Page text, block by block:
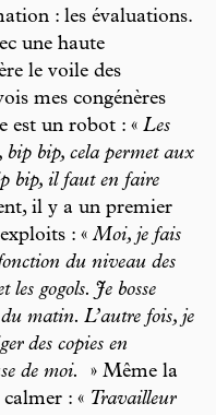
: les évaluations.
une haute
le voile des
mes congénères
est un robot : « Les
bip bip, cela permet aux
bip, il faut en faire
il y a un premier
: «Moi, je fais
du niveau des
les gogols. Je bosse
matin. L’autre fois, je
des copies en
de moi.
» Même la
: « Travailleur